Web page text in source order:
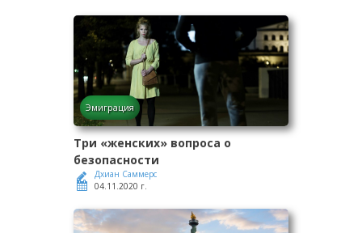
Эмиграция
Три «женских» вопроса о
безопасности
Дхиан Саммерс
04.11.2020 г.